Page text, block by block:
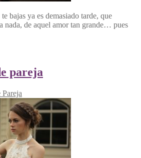
bajas ya es demasiado tarde, que
nada, de aquel amor tan grande… pues
pareja